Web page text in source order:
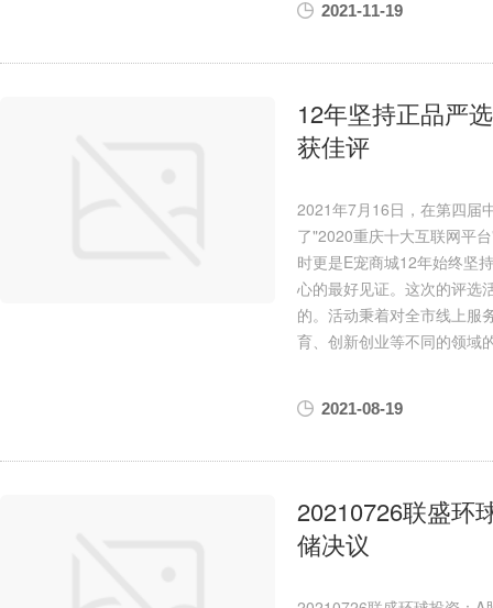
2021-11-19
12年坚持正品严
获佳评
2021年7月16日，在第四届
了"2020重庆十大互联网平
时更是E宠商城12年始终坚
心的最好见证。这次的评选
的。活动秉着对全市线上服
育、创新创业等不同的领域
2021-08-19
20210726联盛环
储决议